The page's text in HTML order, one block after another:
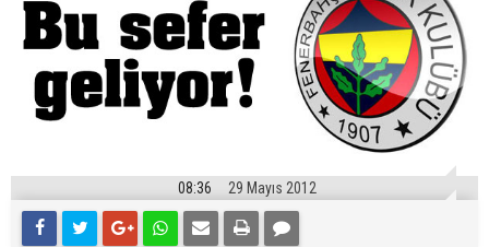
08:36 29 Mayıs 2012